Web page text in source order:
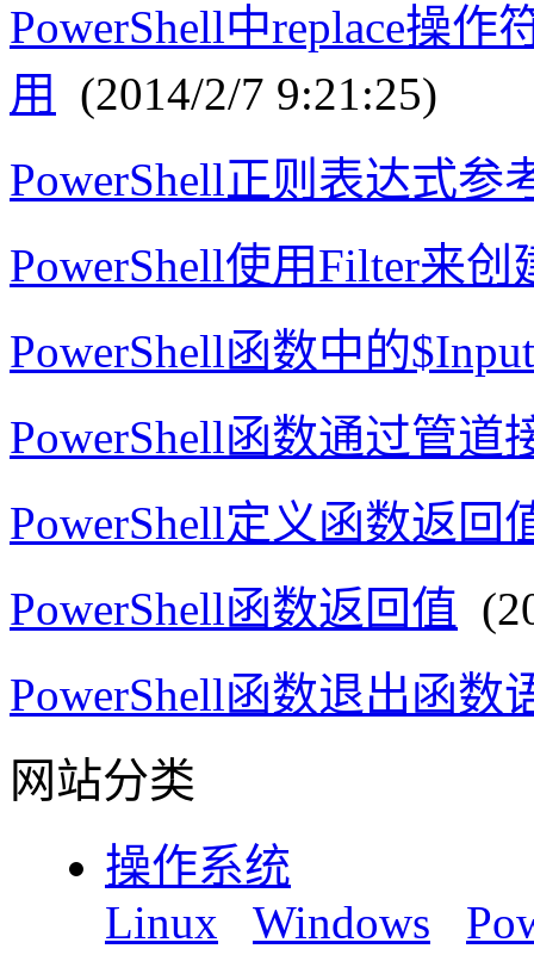
PowerShell中replace操
用
(2014/2/7 9:21:25)
PowerShell正则表达式参
PowerShell使用Filter来创
PowerShell函数中的
PowerShell函数通过管道
PowerShell定义函数返回
PowerShell函数返回值
PowerShell函数退出函数
网站分类
操作系统
Linux
Windows